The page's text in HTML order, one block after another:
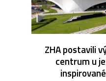
ZHA postavili
centrum u